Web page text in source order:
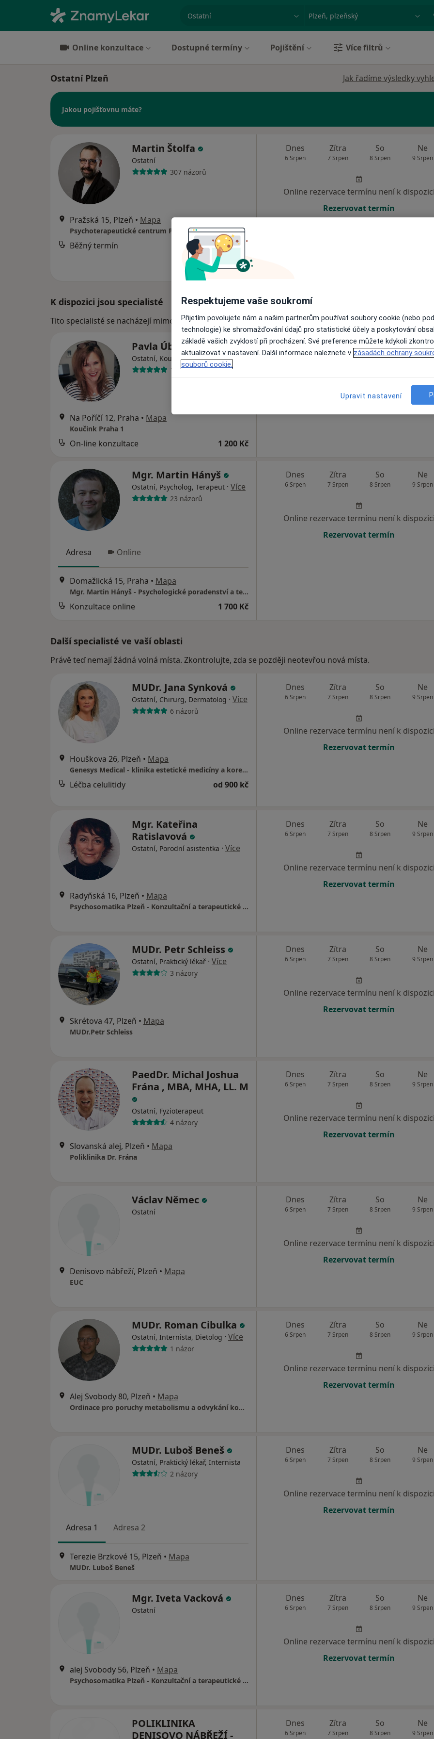
specializace, nemoc nebo příjmení Město nebo region
Online konzultace Dostupné termíny Pojištění Více filtrů
Ostatní Plzeň Jak řadíme výsledky
Jakou pojišťovnu máte?
Martin Štolfa
Ostatní
307 názorů
Pražská 15, Plzeň • Mapa
Psychoterapeutické centrum Psycholog-Plzeň
Běžný termín od 900 kč
Dnes
6 Srpen
Zítra
7 Srpen
So
8 Srpen
Ne
9 Srpen
Online rezervace termínu není k dispozici
Rezervovat termín
K dispozici jsou specialisté
Tito specialisté se nacházejí mimo Plzeň, plzeňský, v oblastech blízkých vašemu vyhledávání.
Pavla Úblová
Ostatní, Kouč, Psycholog
18 názorů
Na Poříčí 12, Praha • Mapa
Koučink Praha 1
On-line konzultace 1 200 Kč
Dnes
6 Srpen
Zítra
7 Srpen
So
8 Srpen
Ne
9 Srpen
Online rezervace termínu není k
Mgr. Martin Hányš
Ostatní, Psycholog, Terapeut · Více
23 názorů
Adresa Online
Domažlická 15, Praha • Mapa
Mgr. Martin Hányš - Psychologické poradenství a terapie
Konzultace online 1 700 Kč
Dnes
6 Srpen
Zítra
7 Srpen
So
8 Srpen
Ne
9 Srpen
Online rezervace termínu není k dispozici
Rezervovat termín
Další specialisté ve vaší oblasti
Právě teď nemají žádná volná místa. Zkontrolujte, zda se později neotevřou nová místa.
MUDr. Jana Synková
Ostatní, Chirurg, Dermatolog · Více
6 názorů
Houškova 26, Plzeň • Mapa
Genesys Medical - klinika estetické medicíny a korektivní a speciální dermatologie
Léčba celulitidy od 900 kč
Dnes
6 Srpen
Zítra
7 Srpen
So
8 Srpen
Ne
9 Srpen
Online rezervace termínu není k dispozici
Rezervovat termín
Mgr. Kateřina
Ratislavová
Ostatní, Porodní asistentka · Více
Radyňská 16, Plzeň • Mapa
Psychosomatika Plzeň - Konzultační a terapeutické centrum
Dnes
6 Srpen
Zítra
7 Srpen
So
8 Srpen
Ne
9 Srpen
Online rezervace termínu není k dispozici
Rezervovat termín
MUDr. Petr Schleiss
Ostatní, Praktický lékař · Více
3 názory
Skrétova 47, Plzeň • Mapa
MUDr.Petr Schleiss
Dnes
6 Srpen
Zítra
7 Srpen
So
8 Srpen
Ne
9 Srpen
Online rezervace termínu není k dispozici
Rezervovat termín
PaedDr. Michal Joshua
Frána , MBA, MHA, LL. M
Ostatní, Fyzioterapeut
4 názory
Slovanská alej, Plzeň • Mapa
Poliklinika Dr. Frána
Dnes
6 Srpen
Zítra
7 Srpen
So
8 Srpen
Ne
9 Srpen
Online rezervace termínu není k dispozici
Rezervovat termín
Václav Němec
Ostatní
Denisovo nábřeží, Plzeň • Mapa
EUC
Dnes
6 Srpen
Zítra
7 Srpen
So
8 Srpen
Ne
9 Srpen
Online rezervace termínu není k dispozici
Rezervovat termín
MUDr. Roman Cibulka
Ostatní, Internista, Dietolog · Více
1 názor
Alej Svobody 80, Plzeň • Mapa
Ordinace pro poruchy metabolismu a odvykání kouření
Dnes
6 Srpen
Zítra
7 Srpen
So
8 Srpen
Ne
9 Srpen
Online rezervace termínu není k dispozici
Rezervovat termín
MUDr. Luboš Beneš
Ostatní, Praktický lékař, Internista
2 názory
Adresa 1 Adresa 2
Terezie Brzkové 15, Plzeň • Mapa
MUDr. Luboš Beneš
Dnes
6 Srpen
Zítra
7 Srpen
So
8 Srpen
Ne
9 Srpen
Online rezervace termínu není k dispozici
Rezervovat termín
Mgr. Iveta Vacková
Ostatní
alej Svobody 56, Plzeň • Mapa
Psychosomatika Plzeň - Konzultační a terapeutické centrum
Dnes
6 Srpen
Zítra
7 Srpen
So
8 Srpen
Ne
9 Srpen
Online rezervace termínu není k dispozici
Rezervovat termín
POLIKLINIKA
DENISOVO NÁBŘEŽÍ -
Dnes
6 Srpen
Zítra
7 Srpen
So
8 Srpen
Ne
9 Srpen
Respektujeme vaše soukromí
Přijetím povolujete nám a našim partnerům používat soubory cookie (nebo
technologie) ke shromažďování údajů pro statistické účely a poskytování
základě vašich zvyklostí při procházení. Své preference můžete kdykoli
aktualizovat v nastavení. Další informace naleznete v zásadách ochrany
souborů cookie.
Upravit nastavení